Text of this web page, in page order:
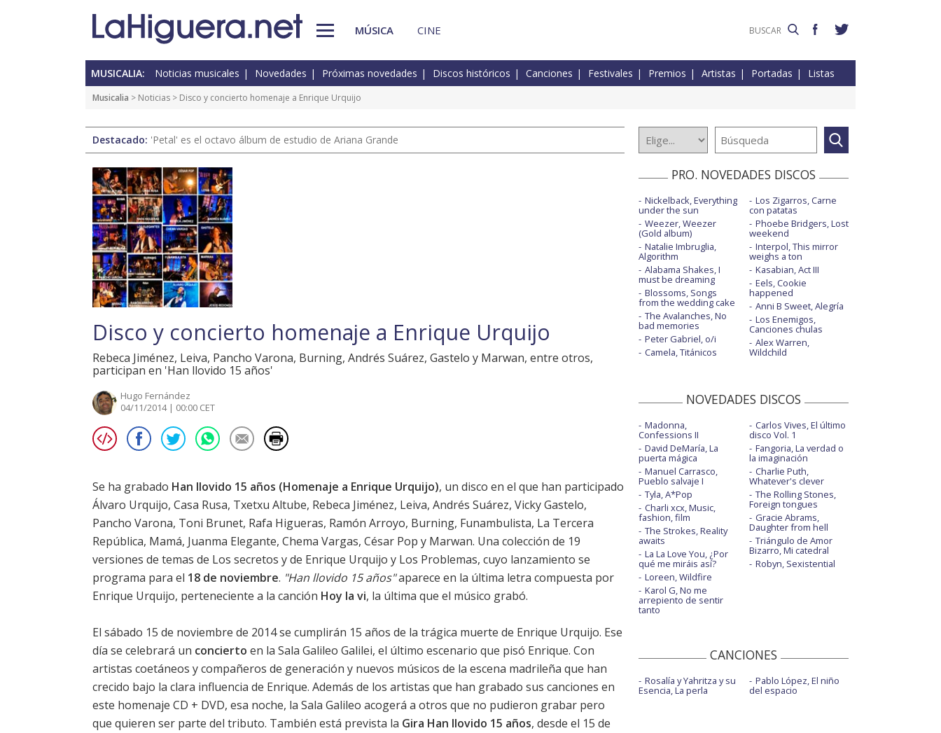
MÚSICA CINE
MUSICALIA: Noticias musicales Novedades Próximas novedades Discos históricos Canciones Festivales Premios Artistas Portadas Listas
Musicalia > Noticias > Disco y concierto homenaje a Enrique Urquijo
Destacado: 'Petal' es el octavo álbum de estudio de Ariana Grande
Disco y concierto homenaje a Enrique Urquijo
Rebeca Jiménez, Leiva, Pancho Varona, Burning, Andrés Suárez, Gastelo y Marwan, entre otros,
participan en 'Han llovido 15 años'
Hugo Fernández
04/11/2014 | 00:00 CET
Se ha grabado Han llovido 15 años (Homenaje a Enrique Urquijo), un disco en el que han participado
Álvaro Urquijo, Casa Rusa, Txetxu Altube, Rebeca Jiménez, Leiva, Andrés Suárez, Vicky Gastelo,
Pancho Varona, Toni Brunet, Rafa Higueras, Ramón Arroyo, Burning, Funambulista, La Tercera
República, Mamá, Juanma Elegante, Chema Vargas, César Pop y Marwan. Una colección de 19
versiones de temas de Los secretos y de Enrique Urquijo y Los Problemas, cuyo lanzamiento se
programa para el 18 de noviembre. "Han llovido 15 años"aparece en la última letra compuesta por
Enrique Urquijo, perteneciente a la canción Hoy la vi, la última que el músico grabó.
El sábado 15 de noviembre de 2014 se cumplirán 15 años de la trágica muerte de Enrique Urquijo. Ese
día se celebrará un concierto en la Sala Galileo Galilei, el último escenario que pisó Enrique. Con
artistas coetáneos y compañeros de generación y nuevos músicos de la escena madrileña que han
crecido bajo la clara influencia de Enrique. Además de los artistas que han grabado sus canciones en
este homenaje CD + DVD, esa noche, la Sala Galileo acogerá a otros que no pudieron grabar pero
que quieren ser parte del tributo. También está prevista la Gira Han llovido 15 años, desde el 15 de
PRO. NOVEDADES DISCOS
Nickelback, Everything
under the sun
Weezer, Weezer
(Gold album)
Natalie Imbruglia,
Algorithm
Alabama Shakes, I
must be dreaming
Blossoms, Songs
from the wedding cake
The Avalanches, No
bad memories
Peter Gabriel, o/i
Camela, Titánicos
Los Zigarros, Carne
con patatas
Phoebe Bridgers, Lost
weekend
Interpol, This mirror
weighs a ton
Kasabian, Act III
Eels, Cookie
happened
Anni B Sweet, Alegría
Los Enemigos,
Canciones chulas
Alex Warren,
Wildchild
NOVEDADES DISCOS
Madonna,
Confessions II
David DeMaría, La
puerta mágica
Manuel Carrasco,
Pueblo salvaje I
Tyla, A*Pop
Charli xcx, Music,
fashion, film
The Strokes, Reality
awaits
La La Love You, ¿Por
qué me miráis así?
Loreen, Wildfire
Karol G, No me
arrepiento de sentir
tanto
Carlos Vives, El último
disco Vol. 1
Fangoria, La verdad o
la imaginación
Charlie Puth,
Whatever's clever
The Rolling Stones,
Foreign tongues
Gracie Abrams,
Daughter from hell
Triángulo de Amor
Bizarro, Mi catedral
Robyn, Sexistential
CANCIONES
Rosalía y Yahritza y su
Esencia, La perla
Pablo López, El niño
del espacio